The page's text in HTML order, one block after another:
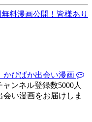
料漫画公開！皆様あり
かぴぱか出会い漫画
ンネル登録数5000人
い漫画をお届けしま